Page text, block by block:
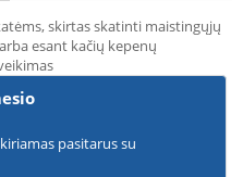
skirtas skatinti maistingųjų
esant kačių kepenų
pasitarus su